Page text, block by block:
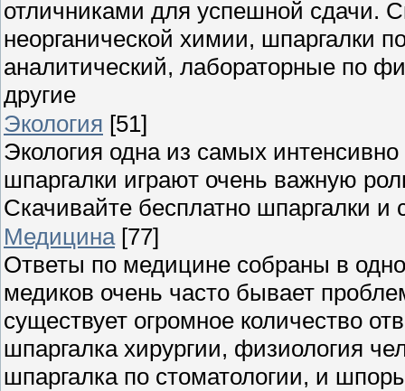
отличниками для успешной сдачи.
неорганической химии, шпаргалки
аналитический, лабораторные по
другие
Экология [51]
Экология одна из самых
шпаргалки играют очень важную
Скачивайте бесплатно шпаргалки и
Медицина [77]
Ответы по медицине собраны в
медиков очень часто бывает
существует огромное количество
шпаргалка хирургии, физиология
шпаргалка по стоматологии, и